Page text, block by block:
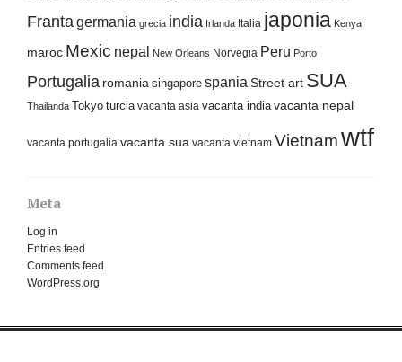
Franta germania grecia india Irlanda Italia japonia Kenya
maroc Mexic nepal New Orleans Norvegia Peru Porto
Portugalia romania singapore spania Street art SUA
Thailanda Tokyo turcia vacanta asia vacanta india vacanta nepal
vacanta portugalia vacanta sua vacanta vietnam Vietnamwtf
Meta
Log in
Entries feed
Comments feed
WordPress.org